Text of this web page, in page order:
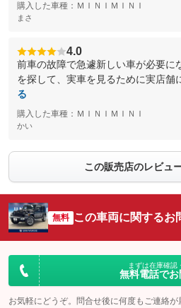
購入した車種：ＭＩＮＩＭＩＮＩ
まさ
4.0
前車の故障で急遽新しい車が必要に
を探して、実車を見るために実店舗
る
購入した車種：ＭＩＮＩＭＩＮＩ
かい
この販売店のレビュ
無料 この車両に関するお
まずは在庫確認
無料電話で
お気軽にどうぞ。問合せ後に何度もご連絡